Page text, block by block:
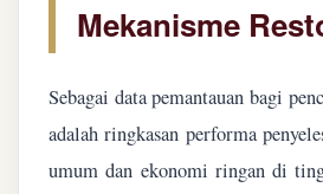
Mekanisme
Sebagai data pemantauan bagi
adalah ringkasan performa
umum dan ekonomi ringan di